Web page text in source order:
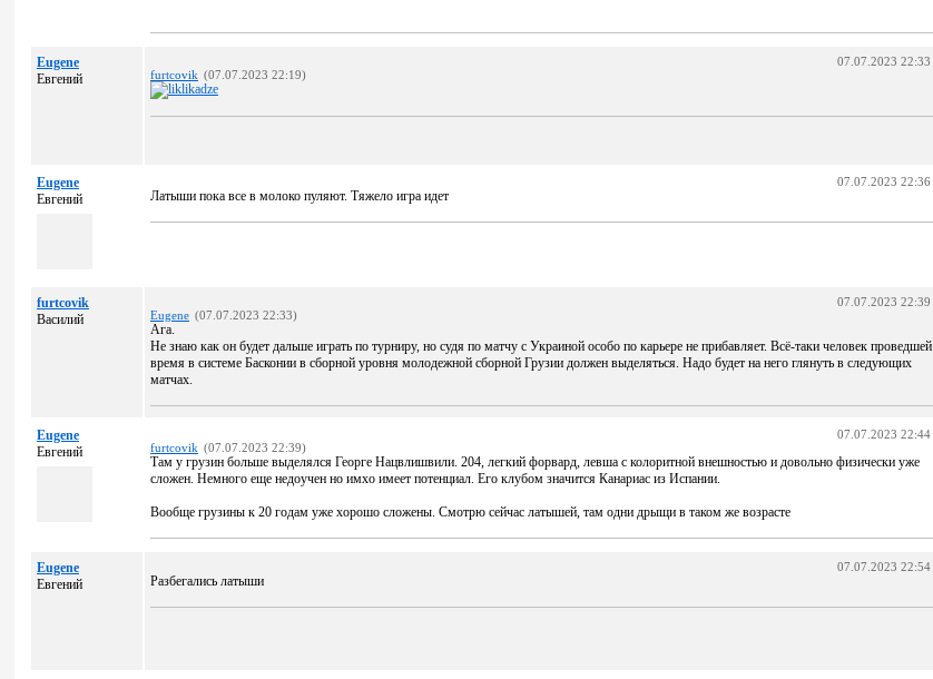
Eugene
Евгений
07.07.2023 22:33
furtcovik (07.07.2023 22:19)
Eugene
Евгений
07.07.2023 22:36
Латыши пока все в молоко пуляют. Тяжело игра идет
furtcovik
Василий
07.07.2023 22:39
Eugene (07.07.2023 22:33)
Ага.
Не знаю как он будет дальше играть по турниру, но судя по матчу с Украиной особо по карьере не прибавляет. Всё-таки человек проведшей
время в системе Басконии в сборной уровня молодежной сборной Грузии должен выделяться. Надо будет на него глянуть в следующих
матчах.
Eugene
Евгений
07.07.2023 22:44
furtcovik (07.07.2023 22:39)
Там у грузин больше выделялся Георге Нацвлишвили. 204, легкий форвард, левша с колоритной внешностью и довольно физически уже
сложен. Немного еще недоучен но имхо имеет потенциал. Его клубом значится Канариас из Испании.
Вообще грузины к 20 годам уже хорошо сложены. Смотрю сейчас латышей, там одни дрыщи в таком же возрасте
Eugene
Евгений
07.07.2023 22:54
Разбегались латыши